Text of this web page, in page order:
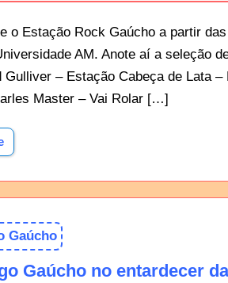
o Estação Rock Gaúcho a partir
AM. Anote aí a seleção
Gulliver – Estação Cabeça de Lata
Master – Vai Rolar […]
Gaúcho
Gaúcho no entardecer